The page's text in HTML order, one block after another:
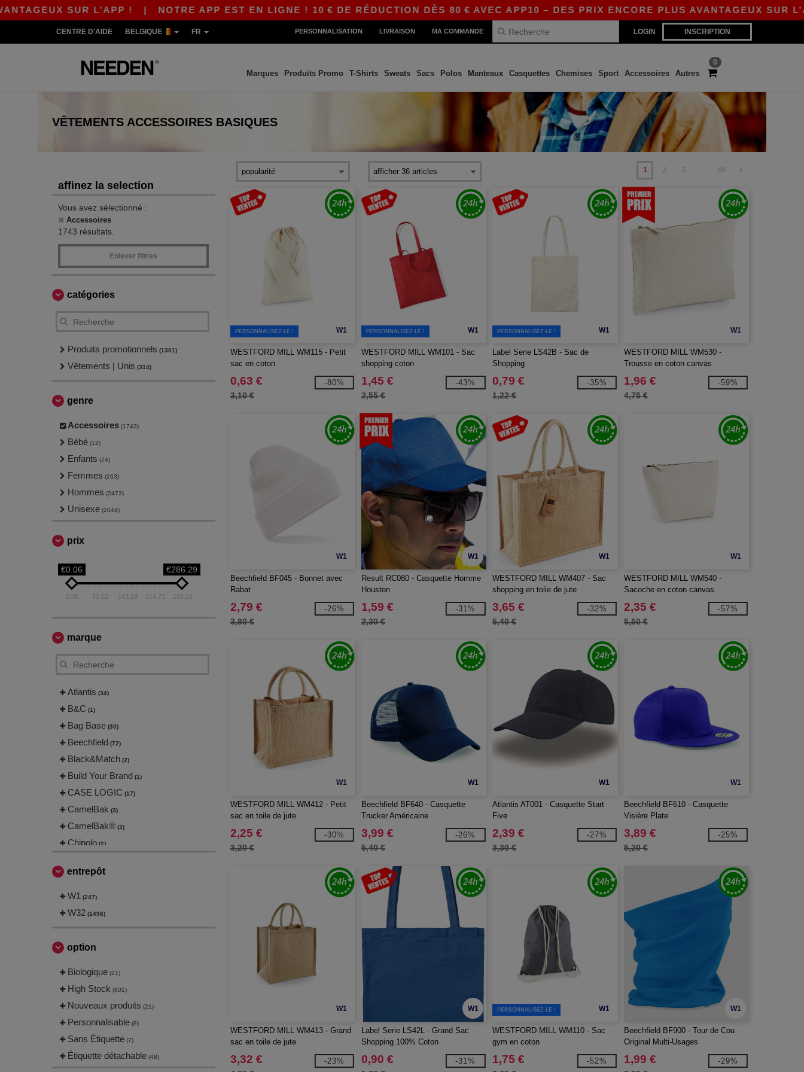
SUR L’APP !|NOTRE APP EST EN LIGNE ! 10 € DE RÉDUCTION DÈS 80 € AVEC APP10 – DES PRIX ENCORE PLUS AVANTAGEUX SUR L’APP !
LOGIN INSCRIPTION
CENTRE D'AIDE BELGIQUE FR PERSONNALISATION LIVRAISON MA COMMANDE
0
Marques Produits Promo T-Shirts Sweats Sacs Polos Manteaux Casquettes Chemises Sport Accessoires Autres
VÊTEMENTS ACCESSOIRES BASIQUES
affinez la selection
Vous avez sélectionné :
Accessoires
1743 résultats.
Enlever filtres
catégories
Produits promotionnels (1301)
Vêtements | Unis (314)
genre
Accessoires (1743)
Bébé (12)
Enfants (74)
Femmes (263)
Hommes (2473)
Unisexe (2044)
prix
€0.06 €286.29
0.06 71.62 143.18 214.73 286.29
marque
Atlantis (34)
B&C (1)
Bag Base (30)
Beechfield (72)
Black&Match (2)
Build Your Brand (1)
CASE LOGIC (17)
CamelBak (3)
CamelBak® (3)
Chipolo (2)
Elevate
Elevate Essentials
Elevate NXT
Graid™ (2)
Herschel
Karst® (4)
Kooduu
Label Serie
Larq
Luxe
Marksman
entrepôt
W1 (247)
W32 (1496)
option
Biologique (21)
High Stock (801)
Nouveaux produits (21)
Personnalisable (8)
Sans Étiquette (7)
Étiquette détachable (48)
1 2 3 49 »
W1
PERSONNALISEZ-LE !
WESTFORD MILL WM115 - Petit
sac en coton
0,63 €
3,10 €
-80%
W1
PERSONNALISEZ-LE !
WESTFORD MILL WM101 - Sac
shopping coton
1,45 €
2,55 €
-43%
W1
PERSONNALISEZ-LE !
Label Serie LS42B - Sac de
Shopping
0,79 €
1,22 €
-35%
W1
WESTFORD MILL WM530 -
Trousse en coton canvas
1,96 €
4,75 €
-59%
W1
Beechfield BF045 - Bonnet avec
Rabat
2,79 €
3,80 €
-26%
W1
Result RC080 - Casquette Homme
Houston
1,59 €
2,30 €
-31%
W1
WESTFORD MILL WM407 - Sac
shopping en toile de jute
3,65 €
5,40 €
-32%
W1
WESTFORD MILL WM540 -
Sacoche en coton canvas
2,35 €
5,50 €
-57%
W1
WESTFORD MILL WM412 - Petit
sac en toile de jute
2,25 €
3,20 €
-30%
W1
Beechfield BF640 - Casquette
Trucker Américaine
3,99 €
5,40 €
-26%
W1
Atlantis AT001 - Casquette Start
Five
2,39 €
3,30 €
-27%
W1
Beechfield BF610 - Casquette
Visière Plate
3,89 €
5,20 €
-25%
W1
WESTFORD MILL WM413 - Grand
sac en toile de jute
3,32 € -23%
W1
Label Serie LS42L - Grand Sac
Shopping 100% Coton
0,90 € -31%
W1
PERSONNALISEZ-LE !
WESTFORD MILL WM110 - Sac
gym en coton
1,75 € -52%
W1
Beechfield BF900 - Tour de Cou
Original Multi-Usages
1,99 € -29%